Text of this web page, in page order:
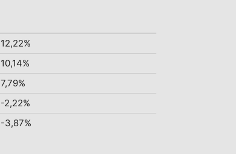
12,22%
10,14%
7,79%
-2,22%
-3,87%